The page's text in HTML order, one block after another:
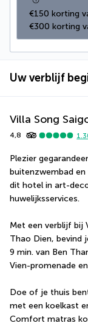
€150 korting
€300 korting
Uw verblijf
Villa Song
4,8
Plezier
buitenzwembad
dit hotel in art-
huwelijksservices.
Met een verblijf bij
Thao Dien, bevind
9 min. van Ben
Vien-promenade
Doe of je thuis
met een koelkast
Comfort matras